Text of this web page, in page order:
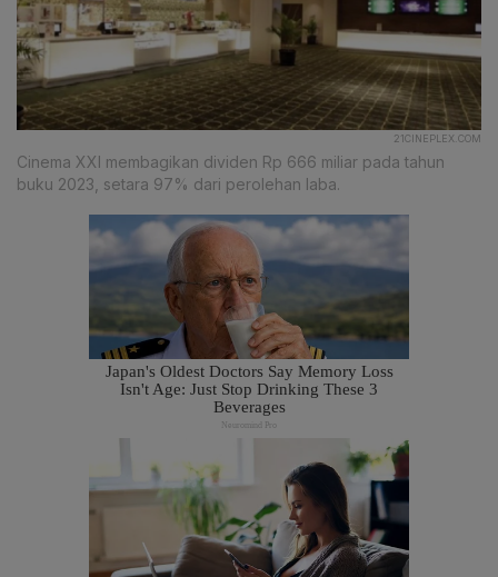
21CINEPLEX.COM
Cinema XXI membagikan dividen Rp 666 miliar pada tahun
buku 2023, setara 97% dari perolehan laba.